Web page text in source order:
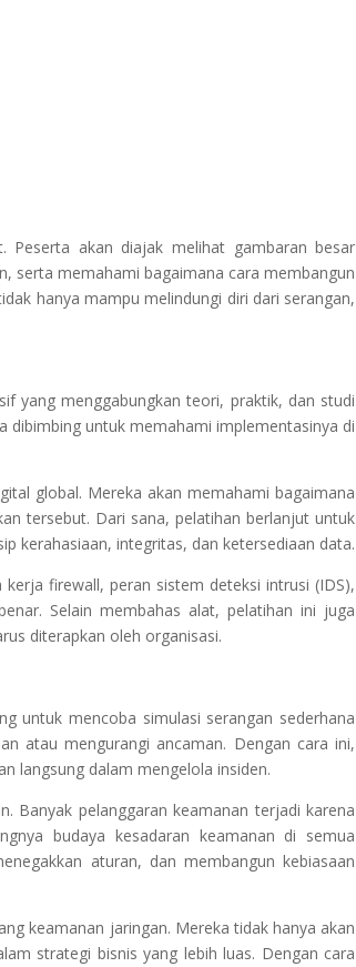
Peserta akan diajak melihat gambaran besar
serta memahami bagaimana cara membangun
hanya mampu melindungi diri dari serangan,
yang menggabungkan teori, praktik, dan studi
dibimbing untuk memahami implementasinya di
global. Mereka akan memahami bagaimana
tersebut. Dari sana, pelatihan berlanjut untuk
kerahasiaan, integritas, dan ketersediaan data.
firewall, peran sistem deteksi intrusi (IDS),
Selain membahas alat, pelatihan ini juga
diterapkan oleh organisasi.
untuk mencoba simulasi serangan sederhana
atau mengurangi ancaman. Dengan cara ini,
langsung dalam mengelola insiden.
Banyak pelanggaran keamanan terjadi karena
budaya kesadaran keamanan di semua
aturan, dan membangun kebiasaan
keamanan jaringan. Mereka tidak hanya akan
strategi bisnis yang lebih luas. Dengan cara